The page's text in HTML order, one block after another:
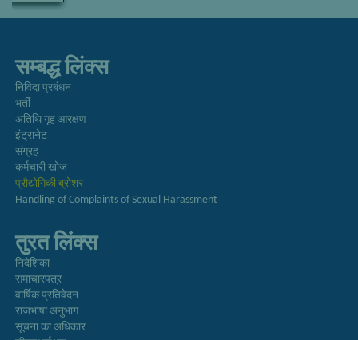
सम्बद्ध लिंक्स
निविदा प्रबंधन
भर्ती
अतिथि गृह आरक्षण
इंट्रानेट
संग्रह
कर्मचारी खोज
प्रौद्योगिकी ब्रोशर
Handling of Complaints of Sexual Harassment
तुरत लिंक्स
निदेशिका
समाचारपत्र
वार्षिक प्रतिवेदन
राजभाषा अनुभाग
सूचना का अधिकार